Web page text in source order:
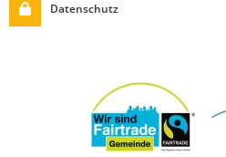
Datenschutz